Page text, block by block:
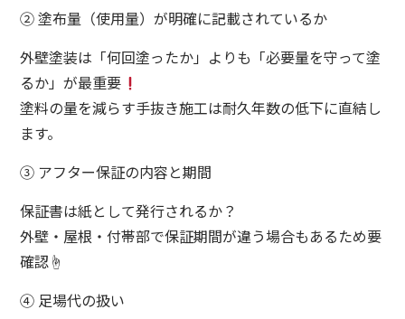
② 塗布量（使用量）が明確に記載されているか
外壁塗装は「何回塗ったか」よりも「必要量を守って塗
るか」が最重要
塗料の量を減らす手抜き施工は耐久年数の低下に直結し
ます。
③ アフター保証の内容と期間
保証書は紙として発行されるか？
外壁・屋根・付帯部で保証期間が違う場合もあるため要
確認☝️
④ 足場代の扱い